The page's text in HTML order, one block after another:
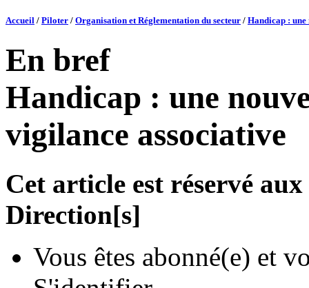
Accueil / Piloter / Organisation et Réglementation du secteur / Handicap :
En bref
Handicap : une
vigilance associative
Cet article est réservé
Direction[s]
Vous êtes abonné(e) et